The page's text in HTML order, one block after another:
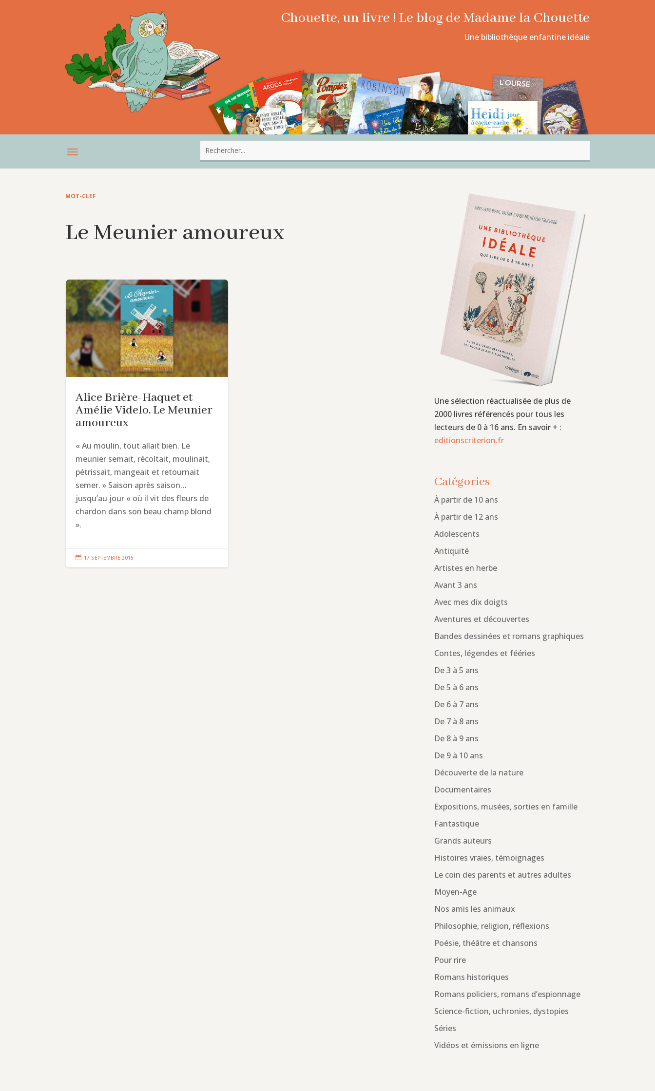
Chouette, un livre ! Le blog de Madame la Chouette
Une bibliothèque enfantine idéale
MOT-CLEF
Le Meunier amoureux
Alice Brière-Haquet et
Amélie Videlo, Le Meunier
amoureux
« Au moulin, tout allait bien. Le
meunier semait, récoltait, moulinait,
pétrissait, mangeait et retournait
semer. » Saison après saison…
jusqu’au jour « où il vit des fleurs de
chardon dans son beau champ blond
».
 17 SEPTEMBRE 2015
Une sélection réactualisée de plus de
2000 livres référencés pour tous les
lecteurs de 0 à 16 ans. En savoir + :
editionscriterion.fr
Catégories
À partir de 10 ans
À partir de 12 ans
Adolescents
Antiquité
Artistes en herbe
Avant 3 ans
Avec mes dix doigts
Aventures et découvertes
Bandes dessinées et romans graphiques
Contes, légendes et fééries
De 3 à 5 ans
De 5 à 6 ans
De 6 à 7 ans
De 7 à 8 ans
De 8 à 9 ans
De 9 à 10 ans
Découverte de la nature
Documentaires
Expositions, musées, sorties en famille
Fantastique
Grands auteurs
Histoires vraies, témoignages
Le coin des parents et autres adultes
Moyen-Age
Nos amis les animaux
Philosophie, religion, réflexions
Poésie, théâtre et chansons
Pour rire
Romans historiques
Romans policiers, romans d’espionnage
Science-fiction, uchronies, dystopies
Séries
Vidéos et émissions en ligne